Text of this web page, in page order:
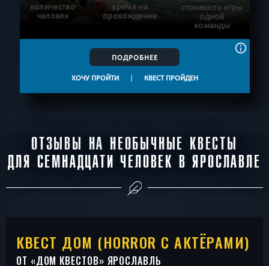
количество
человек
время на
прохождение
стоимость игры
одной
команды
ПОДРОБНЕЕ
ХОЧУ ПРОЙТИ | КВЕСТ ПРОЙДЕН
ОТЗЫВЫ НА НЕОБЫЧНЫЕ КВЕСТЫ
ДЛЯ СЕМНАДЦАТИ ЧЕЛОВЕК В ЯРОСЛАВЛЕ
КВЕСТ ДОМ (HORROR С АКТЁРАМИ)
ОТ «ДОМ КВЕСТОВ» ЯРОСЛАВЛЬ